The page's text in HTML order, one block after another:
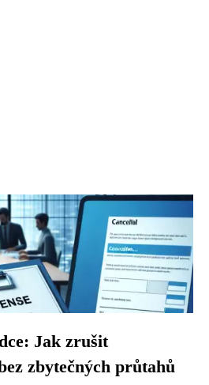
Jak zrušit
zbytečných průtahů